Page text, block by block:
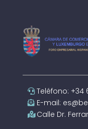
Teléfono: +34
E-mail:
Calle Dr.